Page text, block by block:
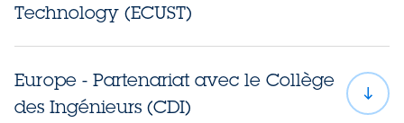
Technology (ECUST)
Qu'est-ce que c'est ?
East
China University of Science and Technology (ECUST)
International Elite Engineering School
Europe - Partenariat avec le Collège
des Ingénieurs (CDI)